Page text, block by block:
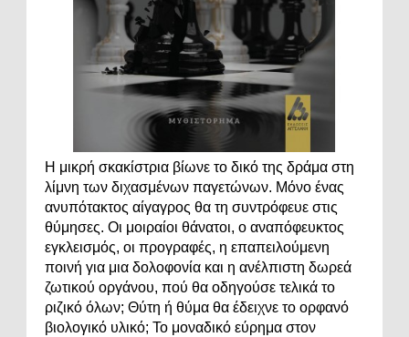
Η μικρή σκακίστρια βίωνε το δικό της δράμα στη
λίμνη των διχασμένων παγετώνων. Μόνο ένας
ανυπότακτος αίγαγρος θα τη συντρόφευε στις
θύμησες. Οι μοιραίοι θάνατοι, ο αναπόφευκτος
εγκλεισμός, οι προγραφές, η επαπειλούμενη
ποινή για μια δολοφονία και η ανέλπιστη δωρεά
ζωτικού οργάνου, πού θα οδηγούσε τελικά το
ριζικό όλων; Θύτη ή θύμα θα έδειχνε το ορφανό
βιολογικό υλικό; Το μοναδικό εύρημα στον